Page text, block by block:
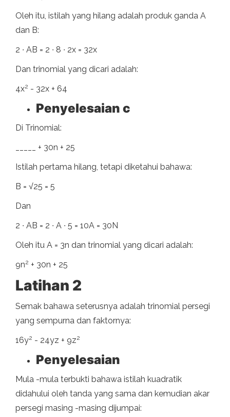
Oleh itu, istilah yang hilang adalah produk ganda A
dan B:
2 ∙ AB = 2 ∙ 8 ∙ 2x = 32x
Dan trinomial yang dicari adalah:
4x2 - 32x + 64
Penyelesaian c
Di Trinomial:
_____ + 30n + 25
Istilah pertama hilang, tetapi diketahui bahawa:
B = √25 = 5
Dan
2 ∙ AB = 2 ∙ A ∙ 5 = 10A = 30N
Oleh itu A = 3n dan trinomial yang dicari adalah:
9n2 + 30n + 25
Latihan 2
Semak bahawa seterusnya adalah trinomial persegi
yang sempurna dan faktornya:
16y2 - 24yz + 9z2
Penyelesaian
Mula -mula terbukti bahawa istilah kuadratik
didahului oleh tanda yang sama dan kemudian akar
persegi masing -masing dijumpai: